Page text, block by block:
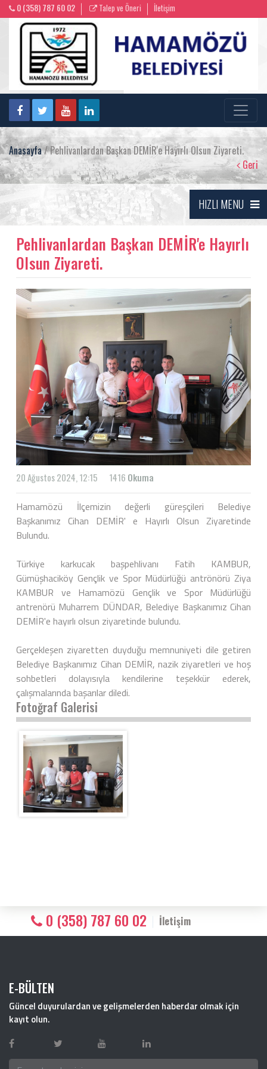
0 (358) 787 60 02 Talep ve Öneri İletişim
Anasayfa/ Pehlivanlardan Başkan DEMİR'e Hayırlı Olsun Ziyareti.
Geri
HIZLI MENU
Pehlivanlardan Başkan DEMİR'e Hayırlı
Olsun Ziyareti.
20 Ağustos 2024, 12:15 1416 Okuma
Hamamözü İlçemizin değerli güreşçileri Belediye
Başkanımız Cihan DEMİR' e Hayırlı Olsun Ziyaretinde
Bulundu.
Türkiye karkucak başpehlivanı Fatih KAMBUR,
Gümüşhaciköy Gençlik ve Spor Müdürlüğü antrönörü Ziya
KAMBUR ve Hamamözü Gençlik ve Spor Müdürlüğü
antrenörü Muharrem DÜNDAR, Belediye Başkanımız Cihan
DEMİR'e hayırlı olsun ziyaretinde bulundu.
Gerçekleşen ziyaretten duyduğu memnuniyeti dile getiren
Belediye Başkanımız Cihan DEMİR, nazik ziyaretleri ve hoş
sohbetleri dolayısıyla kendilerine teşekkür ederek,
çalışmalarında başarılar diledi.
Fotoğraf Galerisi
0 (358) 787 60 02 İletişim
E-BÜLTEN
Güncel duyurulardan ve gelişmelerden haberdar olmak için
kayıt olun.